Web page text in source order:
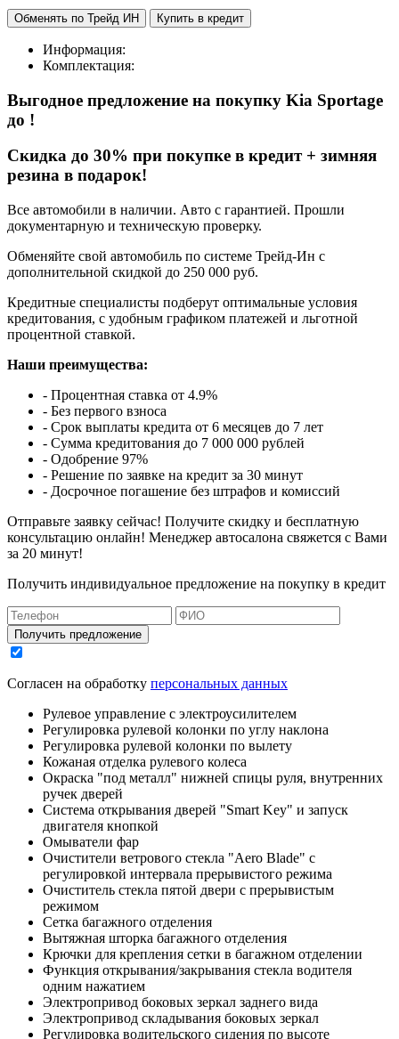
Обменять по Трейд ИН Купить в кредит
Информация:
Комплектация:
Выгодное предложение на покупку Kia Sportage
до !
Cкидка до 30% при покупке в кредит + зимняя
резина в подарок!
Все автомобили в наличии. Авто с гарантией. Прошли
документарную и техническую проверку.
Обменяйте свой автомобиль по системе Трейд-Ин с
дополнительной скидкой до 250 000 руб.
Кредитные специалисты подберут оптимальные условия
кредитования, с удобным графиком платежей и льготной
процентной ставкой.
Наши преимущества:
- Процентная ставка от 4.9%
- Без первого взноса
- Срок выплаты кредита от 6 месяцев до 7 лет
- Сумма кредитования до 7 000 000 рублей
- Одобрение 97%
- Решение по заявке на кредит за 30 минут
- Досрочное погашение без штрафов и комиссий
Отправьте заявку сейчас! Получите скидку и бесплатную
консультацию онлайн! Менеджер автосалона свяжется с Вами
за 20 минут!
Получить индивидуальное предложение на покупку в кредит
Получить предложение
Согласен на обработку персональных данных
Рулевое управление с электроусилителем
Регулировка рулевой колонки по углу наклона
Регулировка рулевой колонки по вылету
Кожаная отделка рулевого колеса
Окраска "под металл" нижней спицы руля, внутренних
ручек дверей
Система открывания дверей "Smart Key" и запуск
двигателя кнопкой
Омыватели фар
Очистители ветрового стекла "Aero Blade" с
регулировкой интервала прерывистого режима
Очиститель стекла пятой двери с прерывистым
режимом
Сетка багажного отделения
Вытяжная шторка багажного отделения
Крючки для крепления сетки в багажном отделении
Функция открывания/закрывания стекла водителя
одним нажатием
Электропривод боковых зеркал заднего вида
Электропривод складывания боковых зеркал
Регулировка водительского сидения по высоте